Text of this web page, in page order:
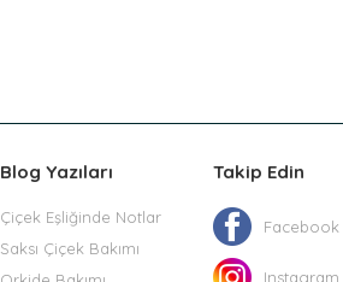
Blog Yazıları
Çiçek Eşliğinde Notlar
Saksı Çiçek Bakımı
Takip Edin
Facebook
Instagram